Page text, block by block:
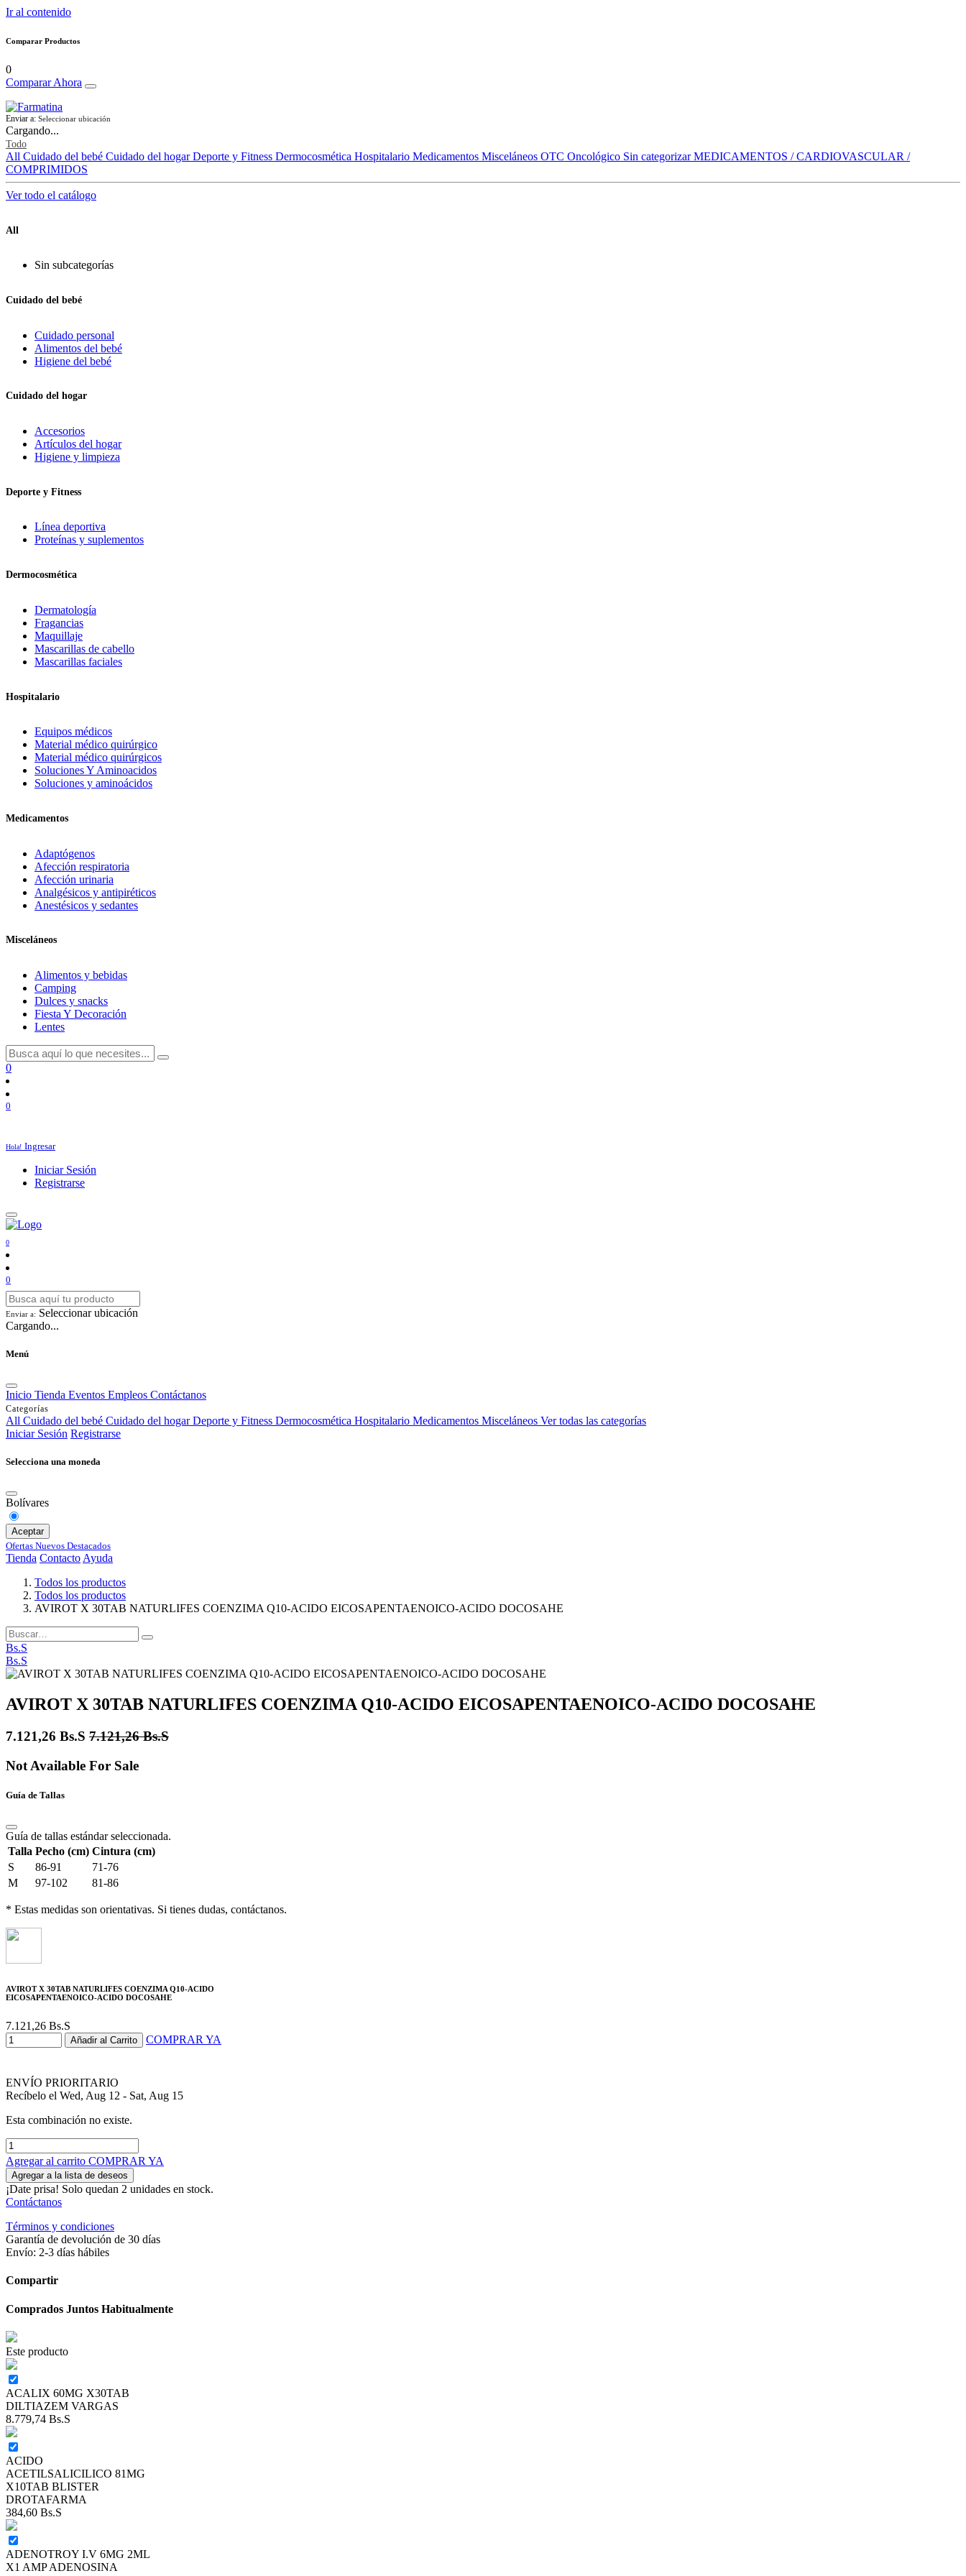
Ir al contenido
Comparar Productos
0
Comparar Ahora
Enviar a: Seleccionar ubicación
Cargando...
Todo
All Cuidado del bebé Cuidado del hogar Deporte y Fitness Dermocosmética Hospitalario Medicamentos Misceláneos OTC Oncológico Sin categorizar MEDICAMENTOS / CARDIOVASCULAR /
COMPRIMIDOS
Ver todo el catálogo
All
Sin subcategorías
Cuidado del bebé
Cuidado personal
Alimentos del bebé
Higiene del bebé
Cuidado del hogar
Accesorios
Artículos del hogar
Higiene y limpieza
Deporte y Fitness
Línea deportiva
Proteínas y suplementos
Dermocosmética
Dermatología
Fragancias
Maquillaje
Mascarillas de cabello
Mascarillas faciales
Hospitalario
Equipos médicos
Material médico quirúrgico
Material médico quirúrgicos
Soluciones Y Aminoacidos
Soluciones y aminoácidos
Medicamentos
Adaptógenos
Afección respiratoria
Afección urinaria
Analgésicos y antipiréticos
Anestésicos y sedantes
Misceláneos
Alimentos y bebidas
Camping
Dulces y snacks
Fiesta Y Decoración
Lentes
0
0
Hola! Ingresar
Iniciar Sesión
Registrarse
0
0
Enviar a: Seleccionar ubicación
Cargando...
Menú
Inicio Tienda Eventos Empleos Contáctanos
Categorías
All Cuidado del bebé Cuidado del hogar Deporte y Fitness Dermocosmética Hospitalario Medicamentos Misceláneos Ver todas las categorías
Iniciar Sesión Registrarse
Selecciona una moneda
Bolívares
Aceptar
Ofertas Nuevos Destacados
Tienda Contacto Ayuda
Todos los productos
Todos los productos
AVIROT X 30TAB NATURLIFES COENZIMA Q10-ACIDO EICOSAPENTAENOICO-ACIDO DOCOSAHE
Bs.S
Bs.S
AVIROT X 30TAB NATURLIFES COENZIMA Q10-ACIDO EICOSAPENTAENOICO-ACIDO DOCOSAHE
7.121,26 Bs.S 7.121,26Bs.S
Not Available For Sale
Guía de Tallas
Guía de tallas estándar seleccionada.
Talla Pecho (cm) Cintura (cm)
S
86-91
71-76
M
97-102 81-86
* Estas medidas son orientativas. Si tienes dudas, contáctanos.
AVIROT X 30TAB NATURLIFES COENZIMA Q10-ACIDO
EICOSAPENTAENOICO-ACIDO DOCOSAHE
7.121,26 Bs.S
Añadir al Carrito COMPRAR YA
ENVÍO PRIORITARIO
Recíbelo el Wed, Aug 12 - Sat, Aug 15
Esta combinación no existe.
Agregar al carrito COMPRAR YA
Agregar a la lista de deseos
¡Date prisa! Solo quedan 2 unidades en stock.
Contáctanos
Términos y condiciones
Garantía de devolución de 30 días
Envío: 2-3 días hábiles
Compartir
Comprados Juntos Habitualmente
Este producto
ACALIX 60MG X30TAB
DILTIAZEM VARGAS
8.779,74 Bs.S
ACIDO
ACETILSALICILICO 81MG
X10TAB BLISTER
DROTAFARMA
384,60 Bs.S
ADENOTROY I.V 6MG 2ML
X1 AMP ADENOSINA